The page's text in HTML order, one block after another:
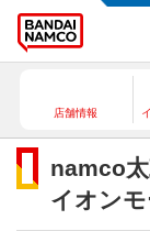
店舗情報
namco
イオン